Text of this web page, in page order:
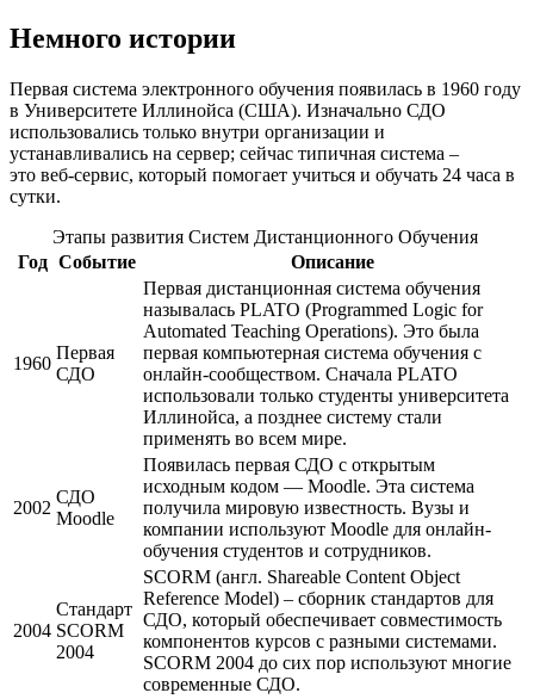
Немного истории
Первая система электронного обучения появилась в 1960 году
в Университете Иллинойса (США). Изначально СДО
использовались только внутри организации и
устанавливались на сервер; сейчас типичная система –
это веб-сервис, который помогает учиться и обучать 24 часа в
сутки.
Этапы развития Систем Дистанционного Обучения
Год Событие Описание
1960
Первая
СДО
Первая дистанционная система обучения
называлась PLATO (Programmed Logic for
Automated Teaching Operations). Это была
первая компьютерная система обучения с
онлайн-сообществом. Сначала PLATO
использовали только студенты университета
Иллинойса, а позднее систему стали
применять во всем мире.
2002
СДО
Moodle
Появилась первая СДО с открытым
исходным кодом — Moodle. Эта система
получила мировую известность. Вузы и
компании используют Moodle для онлайн-
обучения студентов и сотрудников.
2004
Стандарт
SCORM
2004
SCORM (англ. Shareable Content Object
Reference Model) – сборник стандартов для
СДО, который обеспечивает совместимость
компонентов курсов с разными системами.
SCORM 2004 до сих пор используют многие
современные СДО.